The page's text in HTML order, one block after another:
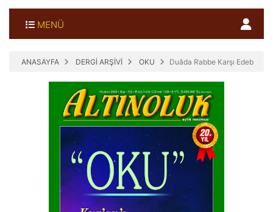
MENÜ
ANASAYFA DERGİ ARŞİVİ OKU Duâda Rabbe Karşı Edeb